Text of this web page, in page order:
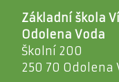
Základní škola
Odolena Voda
Školní 200
250 70 Odolena